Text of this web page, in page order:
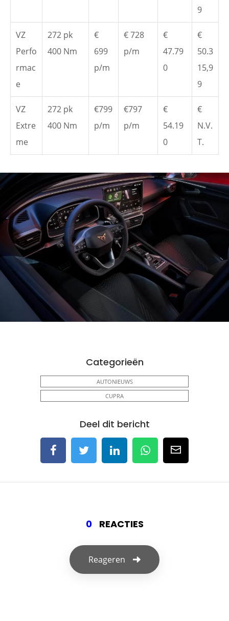
9
VZ
Perfo
rmac
e
272 pk
400 Nm
€
699
p/m
€ 728
p/m
€
47.79
0
€
50.3
15,9
9
VZ
Extre
me
272 pk
400 Nm
€799
p/m
€797
p/m
€
54.19
0
€
N.V.
T.
Categorieën
AUTONIEUWS
CUPRA
Deel dit bericht
0 REACTIES
Reageren